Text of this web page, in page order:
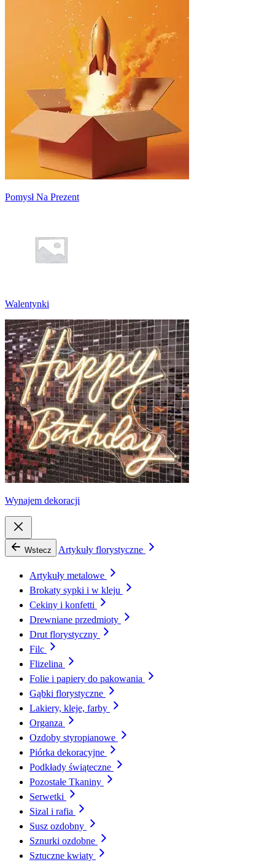
Pomysł Na Prezent
Walentynki
Wynajem dekoracji
Wstecz Artykuły florystyczne
Artykuły metalowe
Brokaty sypki i w kleju
Cekiny i konfetti
Drewniane przedmioty
Drut florystyczny
Filc
Flizelina
Folie i papiery do pakowania
Gąbki florystyczne
Lakiery, kleje, farby
Organza
Ozdoby styropianowe
Piórka dekoracyjne
Podkłady świąteczne
Pozostałe Tkaniny
Serwetki
Sizal i rafia
Susz ozdobny
Sznurki ozdobne
Sztuczne kwiaty